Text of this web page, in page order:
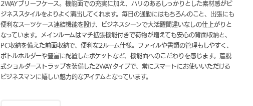
2WAYブリーフケース。機能面での充実に加え、ハリのあるしっかりとした素材感がビ
ジネススタイルをよりよく演出してくれます。毎日の通勤にはもちろんのこと、出張にも
便利なスーツケース連結機能を設け、ビジネスシーンで大活躍間違いなしの仕上がりと
なっています。メインルームはマチ拡張機能付きで荷物が増えても安心の背面収納と、
PC収納を備えた前面収納で、便利な2ルーム仕様。ファイルや書類の管理もしやすく、
ボトルホルダーや豊富に配置したポケットなど、機能面へのこだわりを感じます。着脱
式ショルダーストラップを装備した2WAYタイプで、常にスマートにお使いいただける
ビジネスマンに嬉しい魅力的なアイテムとなっています。